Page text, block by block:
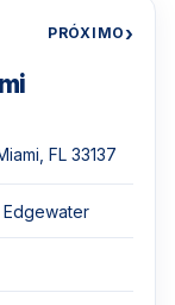
PRÓXIMO›
FL 33137
Edgewater